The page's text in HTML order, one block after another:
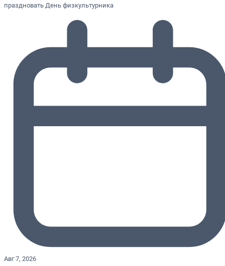
праздновать День физкультурника
Авг 7, 2026